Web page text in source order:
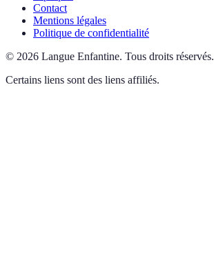
Contact
Mentions légales
Politique de confidentialité
© 2026 Langue Enfantine. Tous droits réservés.
Certains liens sont des liens affiliés.